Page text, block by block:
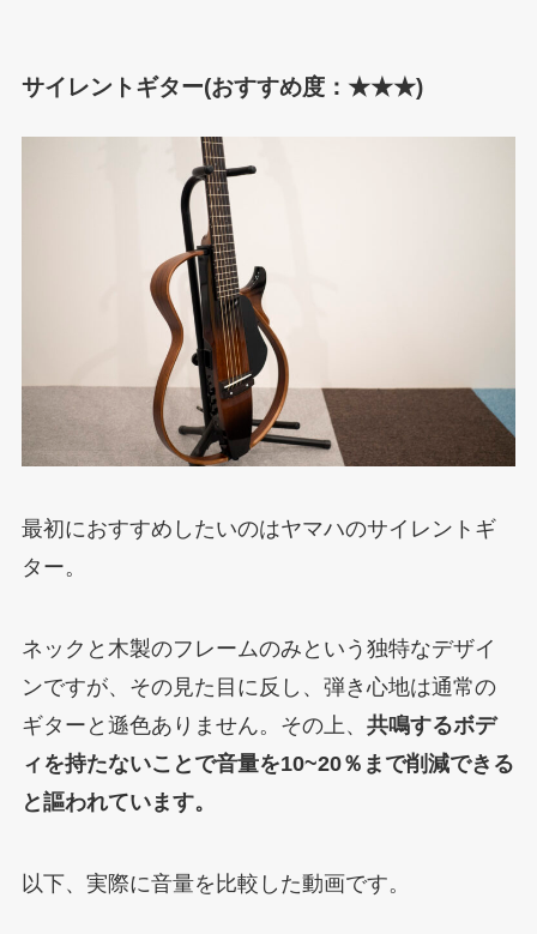
サイレントギター(おすすめ度：★★★)
最初におすすめしたいのはヤマハのサイレントギ
ター。
ネックと木製のフレームのみという独特なデザイ
ンですが、その見た目に反し、弾き心地は通常の
ギターと遜色ありません。その上、 共鳴するボデ
ィを持たないことで音量を10~20％まで削減できる
と謳われています。
以下、実際に音量を比較した動画です。